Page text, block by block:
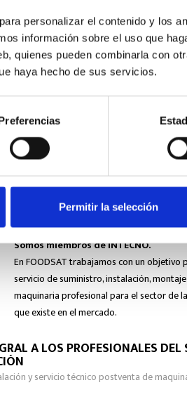
personalizar el contenido y los
información sobre el uso que
quienes pueden combinarla con
haya hecho de sus servicios.
Permitir la selección
Somos miembros de INTECNO.
En FOODSAT trabajamos con un
servicio de suministro, instalación,
maquinaria profesional para el sector de
que existe en el mercado.
A LOS PROFESIONALES
y servicio técnico postventa de